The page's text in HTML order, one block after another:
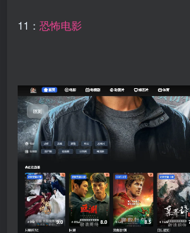
11： 恐怖电影